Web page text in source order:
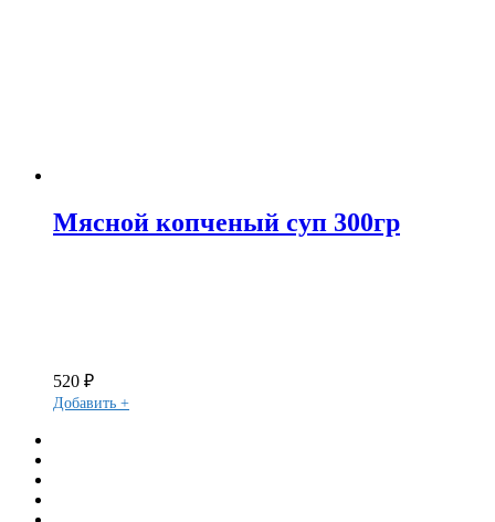
Мясной копченый суп 300гр
520 ₽
Добавить +